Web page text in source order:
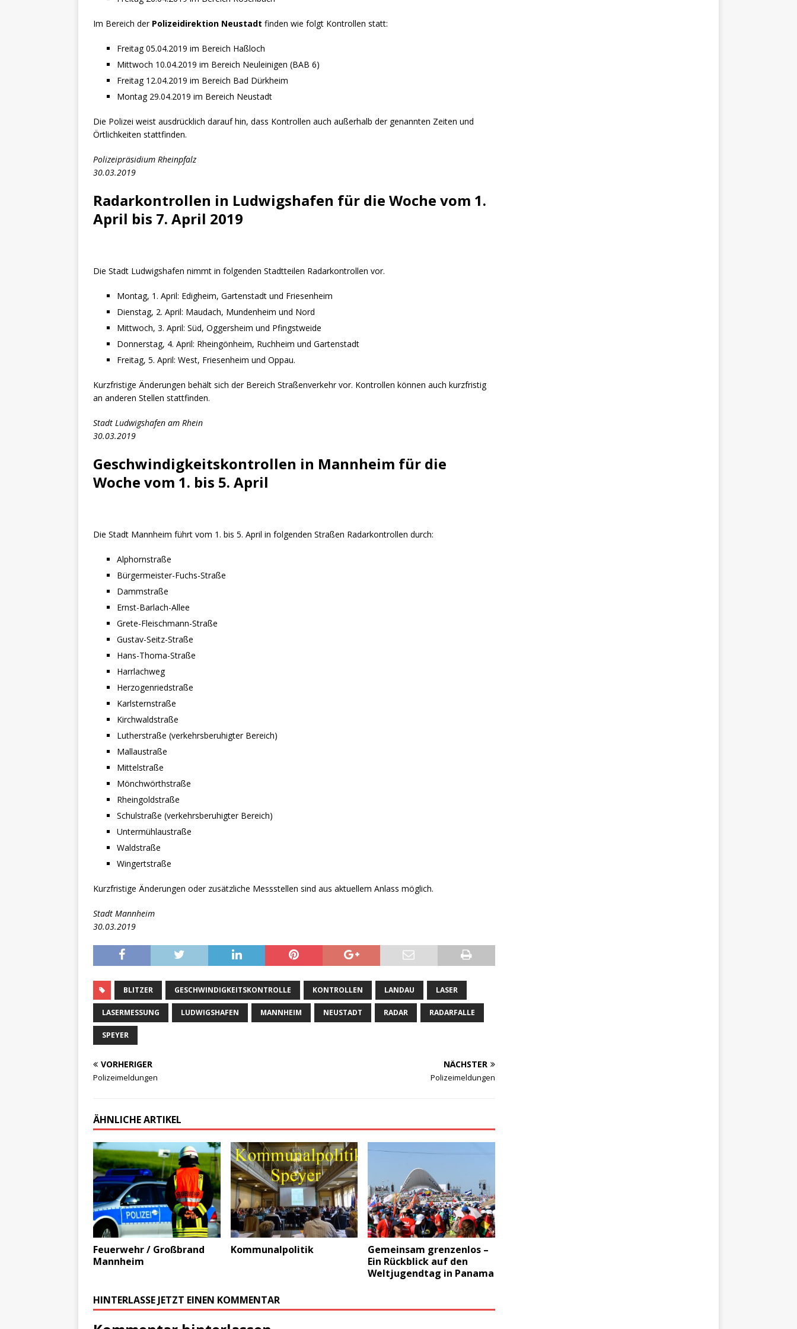
[ 29. März 2024 ] Polizei / Konsumcannabisgesetz (KCanG) BLAULICHTMELDUNGEN
Im Bereich der Polizeidirektion Neustadt finden wie folgt Kontrollen statt:
Freitag 05.04.2019 im Bereich Haßloch
Mittwoch 10.04.2019 im Bereich Neuleinigen (BAB 6)
Freitag 12.04.2019 im Bereich Bad Dürkheim
Montag 29.04.2019 im Bereich Neustadt
Die Polizei weist ausdrücklich darauf hin, dass Kontrollen auch außerhalb der genannten Zeiten und
Örtlichkeiten stattfinden.
Polizeipräsidium Rheinpfalz
30.03.2019
Radarkontrollen in Ludwigshafen für die Woche vom 1.
April bis 7. April 2019
Die Stadt Ludwigshafen nimmt in folgenden Stadtteilen Radarkontrollen vor.
Montag, 1. April: Edigheim, Gartenstadt und Friesenheim
Dienstag, 2. April: Maudach, Mundenheim und Nord
Mittwoch, 3. April: Süd, Oggersheim und Pfingstweide
Donnerstag, 4. April: Rheingönheim, Ruchheim und Gartenstadt
Freitag, 5. April: West, Friesenheim und Oppau.
Kurzfristige Änderungen behält sich der Bereich Straßenverkehr vor. Kontrollen können auch kurzfristig
an anderen Stellen stattfinden.
Stadt Ludwigshafen am Rhein
30.03.2019
Geschwindigkeitskontrollen in Mannheim für die
Woche vom 1. bis 5. April
Die Stadt Mannheim führt vom 1. bis 5. April in folgenden Straßen Radarkontrollen durch:
Alphornstraße
Bürgermeister-Fuchs-Straße
Dammstraße
Ernst-Barlach-Allee
Grete-Fleischmann-Straße
Gustav-Seitz-Straße
Hans-Thoma-Straße
Harrlachweg
Herzogenriedstraße
Karlsternstraße
Kirchwaldstraße
Lutherstraße (verkehrsberuhigter Bereich)
Mallaustraße
Mittelstraße
Mönchwörthstraße
Rheingoldstraße
Schulstraße (verkehrsberuhigter Bereich)
Untermühlaustraße
Waldstraße
Wingertstraße
Kurzfristige Änderungen oder zusätzliche Messstellen sind aus aktuellem Anlass möglich.
Stadt Mannheim
30.03.2019
BLITZER GESCHWINDIGKEITSKONTROLLE KONTROLLEN LANDAU LASER
LASERMESSUNG LUDWIGSHAFEN MANNHEIM NEUSTADT RADAR RADARFALLE
SPEYER
VORHERIGER
Polizeimeldungen
NÄCHSTER
Polizeimeldungen
ÄHNLICHE ARTIKEL
Feuerwehr / Großbrand
Mannheim
Kommunalpolitik
Gemeinsam grenzenlos –
Ein Rückblick auf den
Weltjugendtag in Panama
HINTERLASSE JETZT EINEN KOMMENTAR